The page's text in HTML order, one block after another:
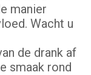
manier
Wacht u
de drank af
smaak rond